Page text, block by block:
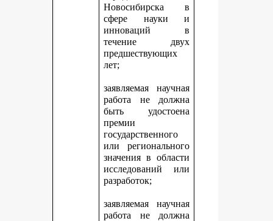
Новосибирска в
сфере науки и
инноваций в
течение двух
предшествующих
лет;
заявляемая научная
работа не должна
быть удостоена
премии
государственного
или регионального
значения в области
исследований или
разработок;
заявляемая научная
работа не должна